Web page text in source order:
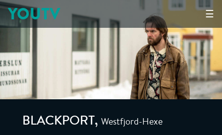
☰
YOUTV
BLACKPORT, Westfjord-Hexe